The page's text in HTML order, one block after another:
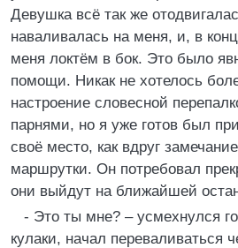
Девушка всё так же
наваливалась на меня, и, в
меня локтём в бок. Это было
помощи. Никак не хотелось
настроение словесной
парнями, но я уже готов был
своё место, как вдруг
маршрутки. Он потребовал
они выйдут на ближайшей
- Это ты мне? – усмехнулся
кулаки, начал переваливаться